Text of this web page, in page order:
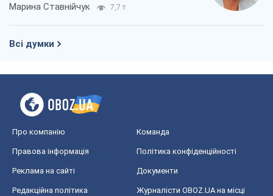
Марина Ставнійчук 7,7 т.
Всі думки
Про компанію Команда
Правова інформація Політика конфіденційності
Реклама на сайті Документи
Редакційна політика
Журналісти OBOZ.UA на місці